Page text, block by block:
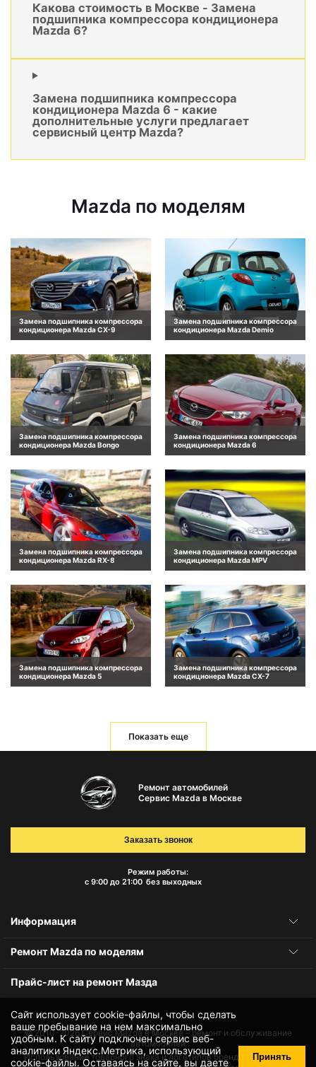
Какова стоимость в Москве - Замена
подшипника компрессора кондиционера
Mazda 6?
Замена подшипника компрессора
кондиционера Mazda 6 - какие
дополнительные услуги предлагает
сервисный центр Mazda?
Mazda по моделям
Замена подшипника компрессора
кондиционера Mazda CX-9
Замена подшипника компрессора
кондиционера Mazda Demio
Замена подшипника компрессора
кондиционера Mazda Bongo
Замена подшипника компрессора
кондиционера Mazda 6
Замена подшипника компрессора
кондиционера Mazda RX-8
Замена подшипника компрессора
кондиционера Mazda MPV
Замена подшипника компрессора
кондиционера Mazda 5
Замена подшипника компрессора
кондиционера Mazda CX-7
Показать еще
Сайт использует cookie-файлы, чтобы сделать
ваше пребывание на нем максимально
удобным. К cайту подключен сервис веб-
аналитики Яндекс.Метрика, использующий
cookie-файлы. Оставаясь на сайте, вы даете Принять
Ремонт автомобилей
Сервис Mazda в Москве
Режим работы:
с 9:00 до 21:00 без выходных
Заказать звонок
Информация
Ремонт Mazda по моделям
Прайс-лист на ремонт Мазда
© 2010-2026Сервис Mazda в Москве – ремонт и обслуживание
автомобилей
Использование товарного знака и логотипов бренда происходит